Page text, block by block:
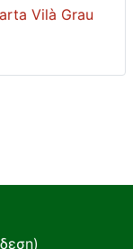
Vilà Grau
)